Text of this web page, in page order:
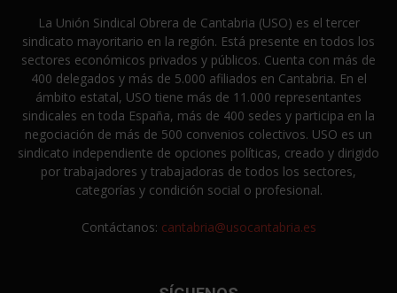
La Unión Sindical Obrera de Cantabria (USO) es el tercer
sindicato mayoritario en la región. Está presente en todos los
sectores económicos privados y públicos. Cuenta con más de
400 delegados y más de 5.000 afiliados en Cantabria. En el
ámbito estatal, USO tiene más de 11.000 representantes
sindicales en toda España, más de 400 sedes y participa en la
negociación de más de 500 convenios colectivos. USO es un
sindicato independiente de opciones políticas, creado y dirigido
por trabajadores y trabajadoras de todos los sectores,
categorías y condición social o profesional.
Contáctanos: cantabria@usocantabria.es